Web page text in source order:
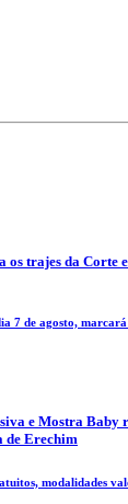
os trajes da Corte
7 de agosto,
e Mostra Baby
de Erechim
modalidades